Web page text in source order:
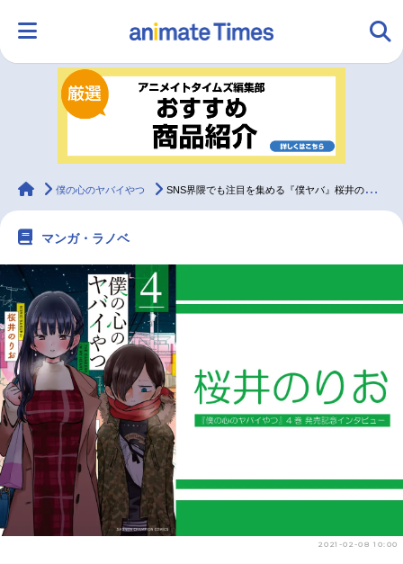
ランキング アニメ
ラジオ みんなの声
2.5次元 配信・Vtuber
最新記事一覧
アニメ記事一覧 声優記事一覧
アニメ映画一覧
今期アニメ曜日別一覧
春アニメ
animateTimes
僕の心のヤバイやつ SNS界隈でも注目を集める『僕ヤバ』桜井のりお先生インタビュー
マンガ・ラノベ
2021-02-08 10:00